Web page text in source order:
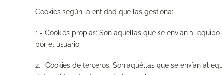
Cookies según la entidad que las gestiona:
1.- Cookies propias: Son aquéllas que se envían al
por el usuario.
2.- Cookies de terceros: Son aquéllas que se envían al